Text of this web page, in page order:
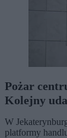
Pożar
Kolejny
W
platformy